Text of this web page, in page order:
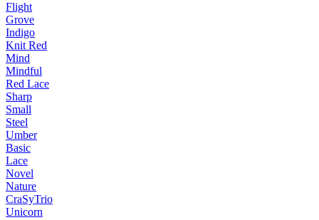
Flight
Grove
Indigo
Knit Red
Mind
Mindful
Red Lace
Sharp
Small
Steel
Umber
Basic
Lace
Novel
Nature
CraSyTrio
Unicorn